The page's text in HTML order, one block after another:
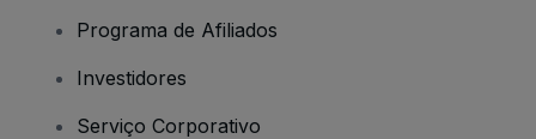
Programa de Afiliados
Investidores
Serviço Corporativo